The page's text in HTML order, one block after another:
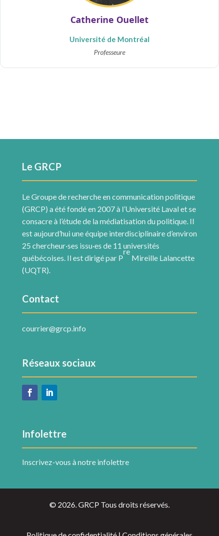
Catherine Ouellet
Université de Montréal
Professeure
Le GRCP
Le Groupe de recherche en communication politique
(GRCP) a été fondé en 2007 à l’Université Laval et se
consacre à l’étude de la médiatisation du politique. Il
est aujourd’hui une équipe interdisciplinaire d’environ
25 chercheur·ses issu·es de 11 universités
québécoises. Il est dirigé par P
re
Mireille Lalancette
(UQTR).
Contact
courrier@grcp.info
Réseaux sociaux
Infolettre
Inscrivez-vous à notre infolettre
© 2026. GRCP Tous droits réservés.